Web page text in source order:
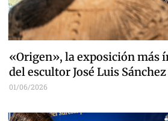
«Origen», la exposición más
del escultor José Luis Sánchez
01/06/2026